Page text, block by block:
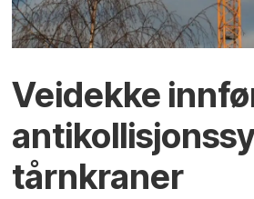
Veidekke
tårnkraner